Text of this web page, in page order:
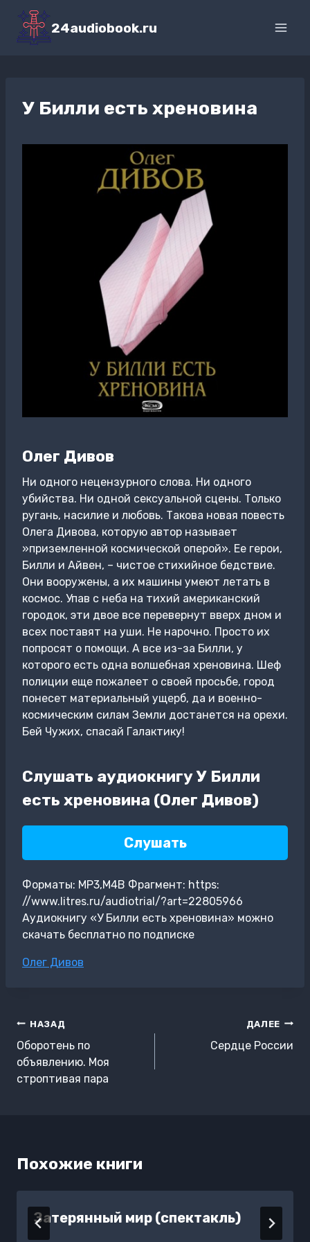
Перейти
содержимому
24audiobook.ru
У Билли есть хреновина
Олег Дивов
Ни одного нецензурного слова. Ни одного
убийства. Ни одной сексуальной сцены. Только
ругань, насилие и любовь. Такова новая повесть
Олега Дивова, которую автор называет
»приземленной космической оперой». Ее герои,
Билли и Айвен, – чистое стихийное бедствие.
Они вооружены, а их машины умеют летать в
космос. Упав с неба на тихий американский
городок, эти двое все перевернут вверх дном и
всех поставят на уши. Не нарочно. Просто их
попросят о помощи. А все из-за Билли, у
которого есть одна волшебная хреновина. Шеф
полиции еще пожалеет о своей просьбе, город
понесет материальный ущерб, да и военно-
космическим силам Земли достанется на орехи.
Бей Чужих, спасай Галактику!
Слушать аудиокнигу У Билли
есть хреновина (Олег Дивов)
Слушать
Форматы: MP3,M4B Фрагмент: https:
//www.litres.ru/audiotrial/?art=22805966
Аудиокнигу «У Билли есть хреновина» можно
скачать бесплатно по подписке
Метки
Олег Дивов
Навигация
по
записям
НАЗАД
Оборотень по
объявлению. Моя
строптивая пара
ДАЛЕЕ
Сердце России
Похожие книги
Затерянный мир (спектакль)